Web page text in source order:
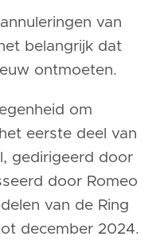
van
belangrijk dat
ontmoeten.
om
eerste deel van
gedirigeerd door
door Romeo
van de Ring
december 2024.